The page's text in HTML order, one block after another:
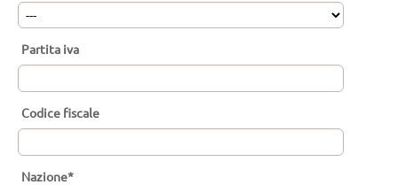
Partita iva
Codice fiscale
Nazione*